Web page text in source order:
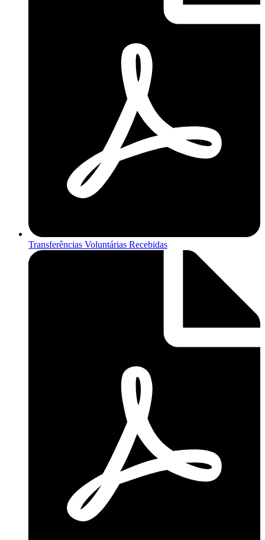
Transferências Voluntárias Recebidas